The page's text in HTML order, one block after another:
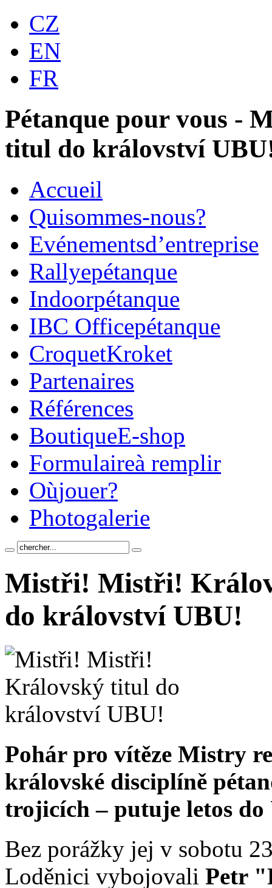
CZ
EN
FR
Pétanque pour vous -
titul do království
Accueil
Quisommes-nous?
Evénementsd’entreprise
Rallyepétanque
Indoorpétanque
IBC Officepétanque
CroquetKroket
Partenaires
Références
BoutiqueE-shop
Formulaireà remplir
Oùjouer?
Photogalerie
Mistři! Mistři!
do království UBU!
Pohár pro vítěze Mistry
královské disciplíně
trojicích – putuje letos do
Bez porážky jej v sobotu
Loděnici vybojovali Petr